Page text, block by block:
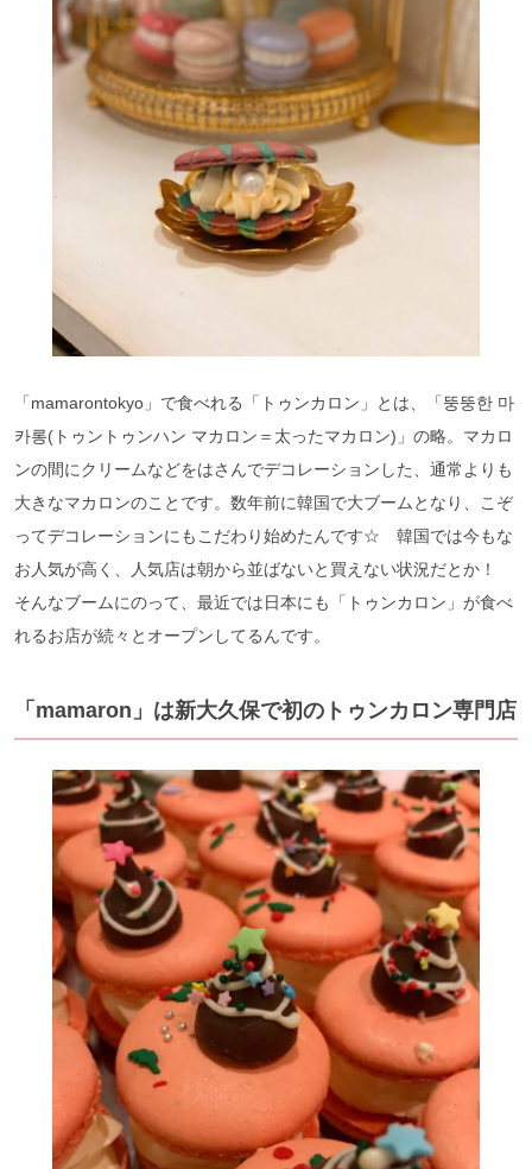
「mamarontokyo」で食べれる「トゥンカロン」とは、
「뚱뚱한 마
카롱(トゥントゥンハン マカロン＝太ったマカロン)」の略。マカロ
ンの間にクリームなどをはさんでデコレーションした、通常よりも
大きなマカロンのことです。数年前に韓国で大ブームとなり、こぞ
ってデコレーションにもこだわり始めたんです☆ 韓国では今もな
お人気が高く、人気店は朝から並ばないと買えない状況だとか！
そんなブームにのって、最近では日本にも「トゥンカロン」が食べ
れるお店が続々とオープンしてるんです。
「mamaron」は新大久保で初のトゥンカロン専門店